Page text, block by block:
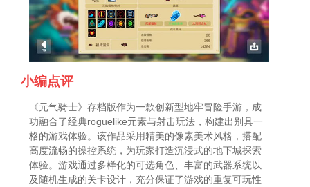
小编点评
《元气骑士》存档版作为一款创新型地牢冒险手游，成
功融合了经典roguelike元素与射击玩法，构建出别具一
格的游戏体验。该作品采用精美的像素美术风格，搭配
高度流畅的操控系统，为玩家打造沉浸式的地下城探索
体验。游戏通过多样化的可选角色、丰富的武器系统以
及随机生成的关卡设计，充分保证了游戏的重复可玩性